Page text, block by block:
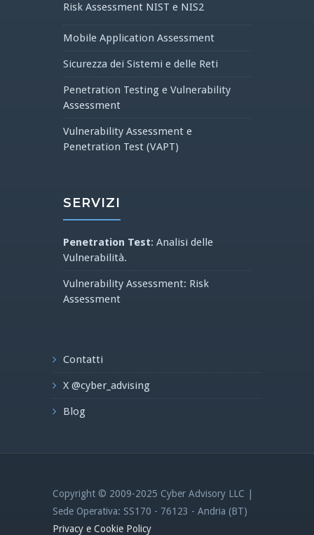
Risk Assessment NIST e NIS2
Mobile Application Assessment
Sicurezza dei Sistemi e delle Reti
Penetration Testing e Vulnerability
Assessment
Vulnerability Assessment e
Penetration Test (VAPT)
SERVIZI
Penetration Test: Analisi delle
Vulnerabilità.
Vulnerability Assessment: Risk
Assessment
Contatti
X @cyber_advising
Blog
Copyright © 2009-2025 Cyber Advisory LLC |
Sede Operativa: SS170 - 76123 - Andria (BT)
Privacy e Cookie Policy